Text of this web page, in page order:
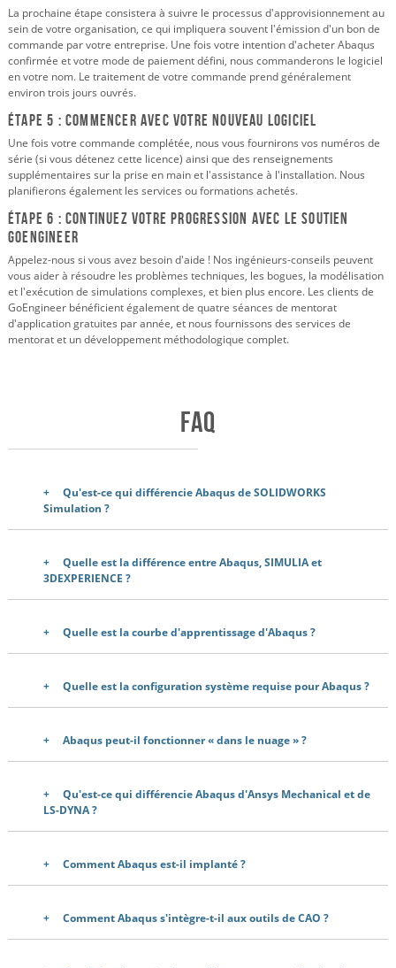
La prochaine étape consistera à suivre le processus d'approvisionnement au
sein de votre organisation, ce qui impliquera souvent l'émission d'un bon de
commande par votre entreprise. Une fois votre intention d'acheter Abaqus
confirmée et votre mode de paiement défini, nous commanderons le logiciel
en votre nom. Le traitement de votre commande prend généralement
environ trois jours ouvrés.
Étape 5 : Commencer avec votre nouveau logiciel
Une fois votre commande complétée, nous vous fournirons vos numéros de
série (si vous détenez cette licence) ainsi que des renseignements
supplémentaires sur la prise en main et l'assistance à l'installation. Nous
planifierons également les services ou formations achetés.
Étape 6 : Continuez votre progression avec le soutien
GoEngineer
Appelez-nous si vous avez besoin d'aide ! Nos ingénieurs-conseils peuvent
vous aider à résoudre les problèmes techniques, les bogues, la modélisation
et l'exécution de simulations complexes, et bien plus encore. Les clients de
GoEngineer bénéficient également de quatre séances de mentorat
d'application gratuites par année, et nous fournissons des services de
mentorat et un développement méthodologique complet.
FAQ
Qu'est-ce qui différencie Abaqus de SOLIDWORKS
Simulation ?
Quelle est la différence entre Abaqus, SIMULIA et
3DEXPERIENCE ?
Quelle est la courbe d'apprentissage d'Abaqus ?
Quelle est la configuration système requise pour Abaqus ?
Abaqus peut-il fonctionner « dans le nuage » ?
Qu'est-ce qui différencie Abaqus d'Ansys Mechanical et de
LS-DYNA ?
Comment Abaqus est-il implanté ?
Comment Abaqus s'intègre-t-il aux outils de CAO ?